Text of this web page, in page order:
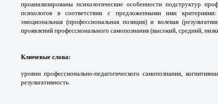
проанализированы психологические особенности подструктур
психологов в соответствии с предложенными ими критериями:
эмоциональная (профессиональная позиция) и волевая
проявлений профессионального самопознания (высокий, средний,
Ключевые слова:
уровни профессионально-педагогического самопознания,
результативность.